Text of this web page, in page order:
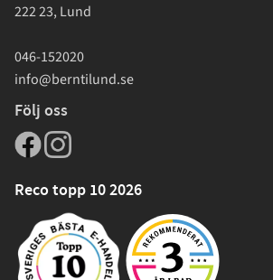
222 23, Lund
046-152020
info@berntilund.se
Följ oss
Reco topp 10 2026